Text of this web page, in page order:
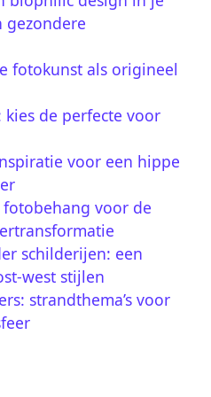
gezondere
fotokunst als origineel
de perfecte voor
voor een hippe
voor de
schilderijen: een
west stijlen
strandthema’s voor